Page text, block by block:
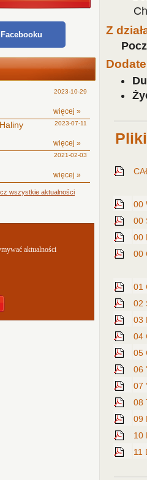
2023-10-29
więcej »
2023-07-11
więcej »
2021-02-03
więcej »
wszystkie aktualności
aktualności
Z
00
00
00
00
01
02
03
04
05
06
07
08
09
10
11